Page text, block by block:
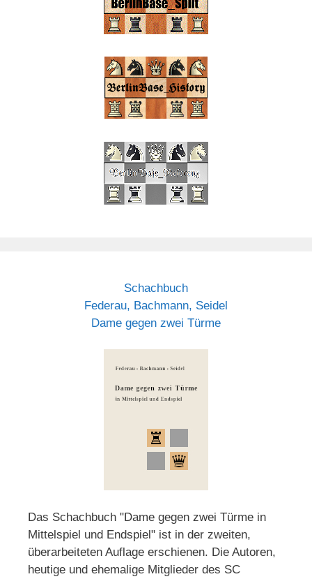
Schachbuch
Federau, Bachmann, Seidel
Dame gegen zwei Türme
Das Schachbuch "Dame gegen zwei Türme in
Mittelspiel und Endspiel" ist in der zweiten,
überarbeiteten Auflage erschienen. Die Autoren,
heutige und ehemalige Mitglieder des SC